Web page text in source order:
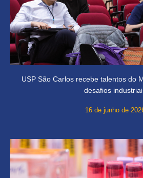
USP São Carlos recebe talentos do
desafios
16 de junho de